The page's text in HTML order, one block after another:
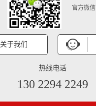
官方微信
关于我们
热线电话
130 2294 2249